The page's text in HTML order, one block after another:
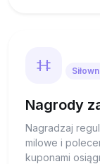
Nagrody
Nagradzaj
milowe i
kuponami